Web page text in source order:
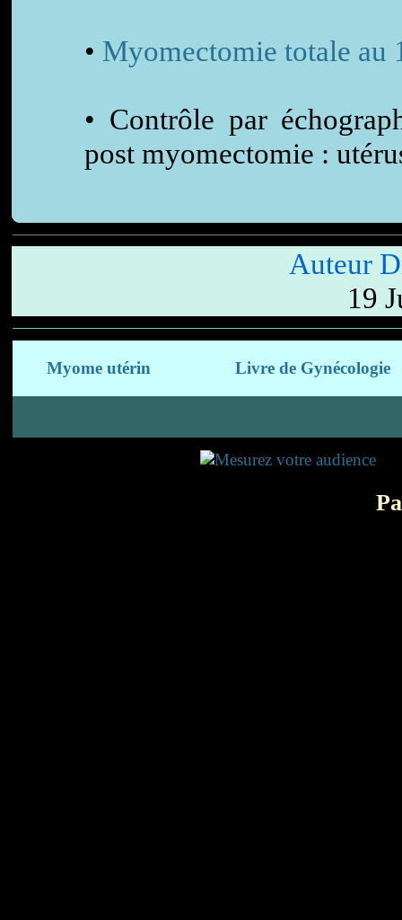
• Myomectomie totale au
• Contrôle par
post myomectomie :
Auteur
19
Myome utérin Livre de Gynécologie